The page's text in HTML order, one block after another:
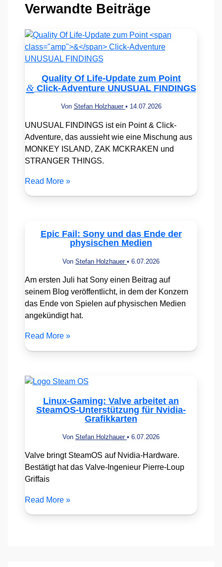
Verwandte Beiträge
Quality Of Life-Update zum Point
&Click-Adventure UNUSUAL FINDINGS
Von Stefan Holzhauer • 14.07.2026
UNUSUAL FINDINGS ist ein Point & Click-
Adventure, das aussieht wie eine Mischung aus
MONKEY ISLAND, ZAK MCKRAKEN und
STRANGER THINGS.
Read More »
Epic Fail: Sony und das Ende der
physischen Medien
Von Stefan Holzhauer • 6.07.2026
Am ersten Juli hat Sony einen Beitrag auf
seinem Blog veröffentlicht, in dem der Konzern
das Ende von Spielen auf physischen Medien
angekündigt hat.
Read More »
Linux-Gaming: Valve arbeitet an
SteamOS-Unterstützung für Nvidia-
Grafikkarten
Von Stefan Holzhauer • 6.07.2026
Valve bringt SteamOS auf Nvidia-Hardware.
Bestätigt hat das Valve-Ingenieur Pierre-Loup
Griffais
Read More »